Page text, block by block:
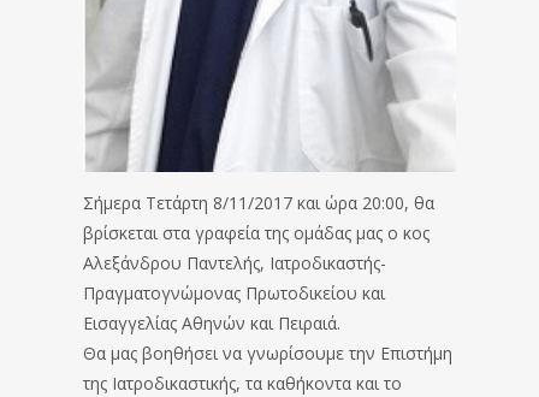
Σήμερα Τετάρτη 8/11/2017 και ώρα 20:00, θα
βρίσκεται στα γραφεία της ομάδας μας ο κος
Αλεξάνδρου Παντελής, Ιατροδικαστής-
Πραγματογνώμονας Πρωτοδικείου και
Εισαγγελίας Αθηνών και Πειραιά.
Θα μας βοηθήσει να γνωρίσουμε την Επιστήμη
της Ιατροδικαστικής, τα καθήκοντα και το